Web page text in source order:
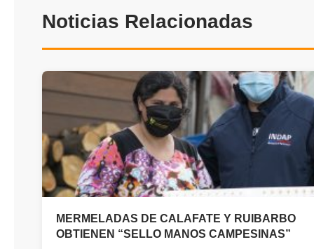
Noticias Relacionadas
MERMELADAS DE CALAFATE Y RUIBARBO
OBTIENEN “SELLO MANOS CAMPESINAS”